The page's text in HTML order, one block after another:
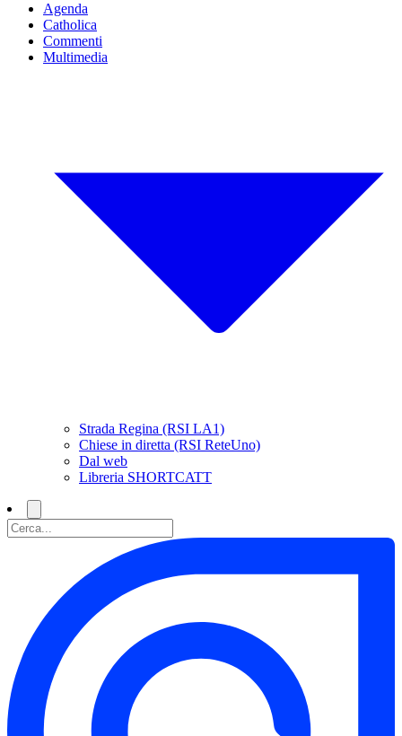
Agenda
Catholica
Commenti
Multimedia
Strada Regina (RSI LA1)
Chiese in diretta (RSI ReteUno)
Dal web
Libreria SHORTCATT